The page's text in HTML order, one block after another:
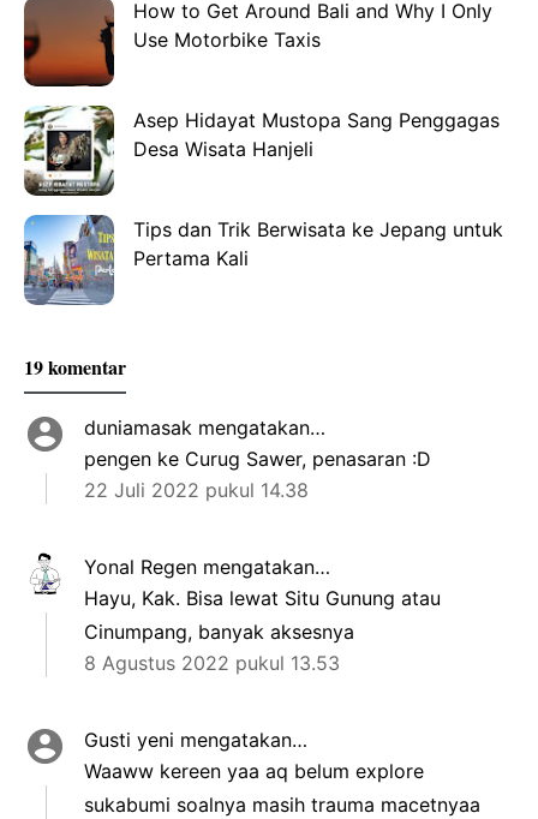
How to Get Around Bali and Why I Only
Use Motorbike Taxis
Asep Hidayat Mustopa Sang Penggagas
Desa Wisata Hanjeli
Tips dan Trik Berwisata ke Jepang untuk
Pertama Kali
19 komentar
duniamasak mengatakan…
pengen ke Curug Sawer, penasaran :D
22 Juli 2022 pukul 14.38
Yonal Regen mengatakan…
Hayu, Kak. Bisa lewat Situ Gunung atau
Cinumpang, banyak aksesnya
8 Agustus 2022 pukul 13.53
Gusti yeni mengatakan…
Waaww kereen yaa aq belum explore
sukabumi soalnya masih trauma macetnyaa